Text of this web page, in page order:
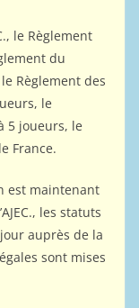
le Règlement
du
Règlement des
le
5 joueurs, le
France.
est maintenant
les statuts
auprès de la
sont mises